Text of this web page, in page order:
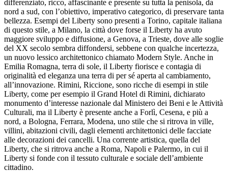
differenziato, ricco, affascinante e presente su tutta la penisola, da
nord a sud, con l’obiettivo, imperativo categorico, di preservare tanta
bellezza. Esempi del Liberty sono presenti a Torino, capitale italiana
di questo stile, a Milano, la città dove forse il Liberty ha avuto
maggiore sviluppo e diffusione, a Genova, a Trieste, dove alle soglie
del XX secolo sembra diffondersi, sebbene con qualche incertezza,
un nuovo lessico architettonico chiamato Modern Style. Anche in
Emilia Romagna, terra di sole, il Liberty fiorisce e contagia di
originalità ed eleganza una terra di per sé aperta al cambiamento,
all’innovazione. Rimini, Riccione, sono ricche di esempi in stile
Liberty, come per esempio il Grand Hotel di Rimini, dichiarato
monumento d’interesse nazionale dal Ministero dei Beni e le Attività
Culturali, ma il Liberty è presente anche a Forlì, Cesena, e più a
nord, a Bologna, Ferrara, Modena, uno stile che si ritrova in ville,
villini, abitazioni civili, dagli elementi architettonici delle facciate
alle decorazioni dei cancelli. Una corrente artistica, quella del
Liberty, che si ritrova anche a Roma, Napoli e Palermo, in cui il
Liberty si fonde con il tessuto culturale e sociale dell’ambiente
cittadino.